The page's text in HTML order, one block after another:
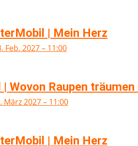
| Mein Herz
Feb. 2027 – 11:00
Wovon Raupen träumen
März 2027 – 11:00
| Mein Herz